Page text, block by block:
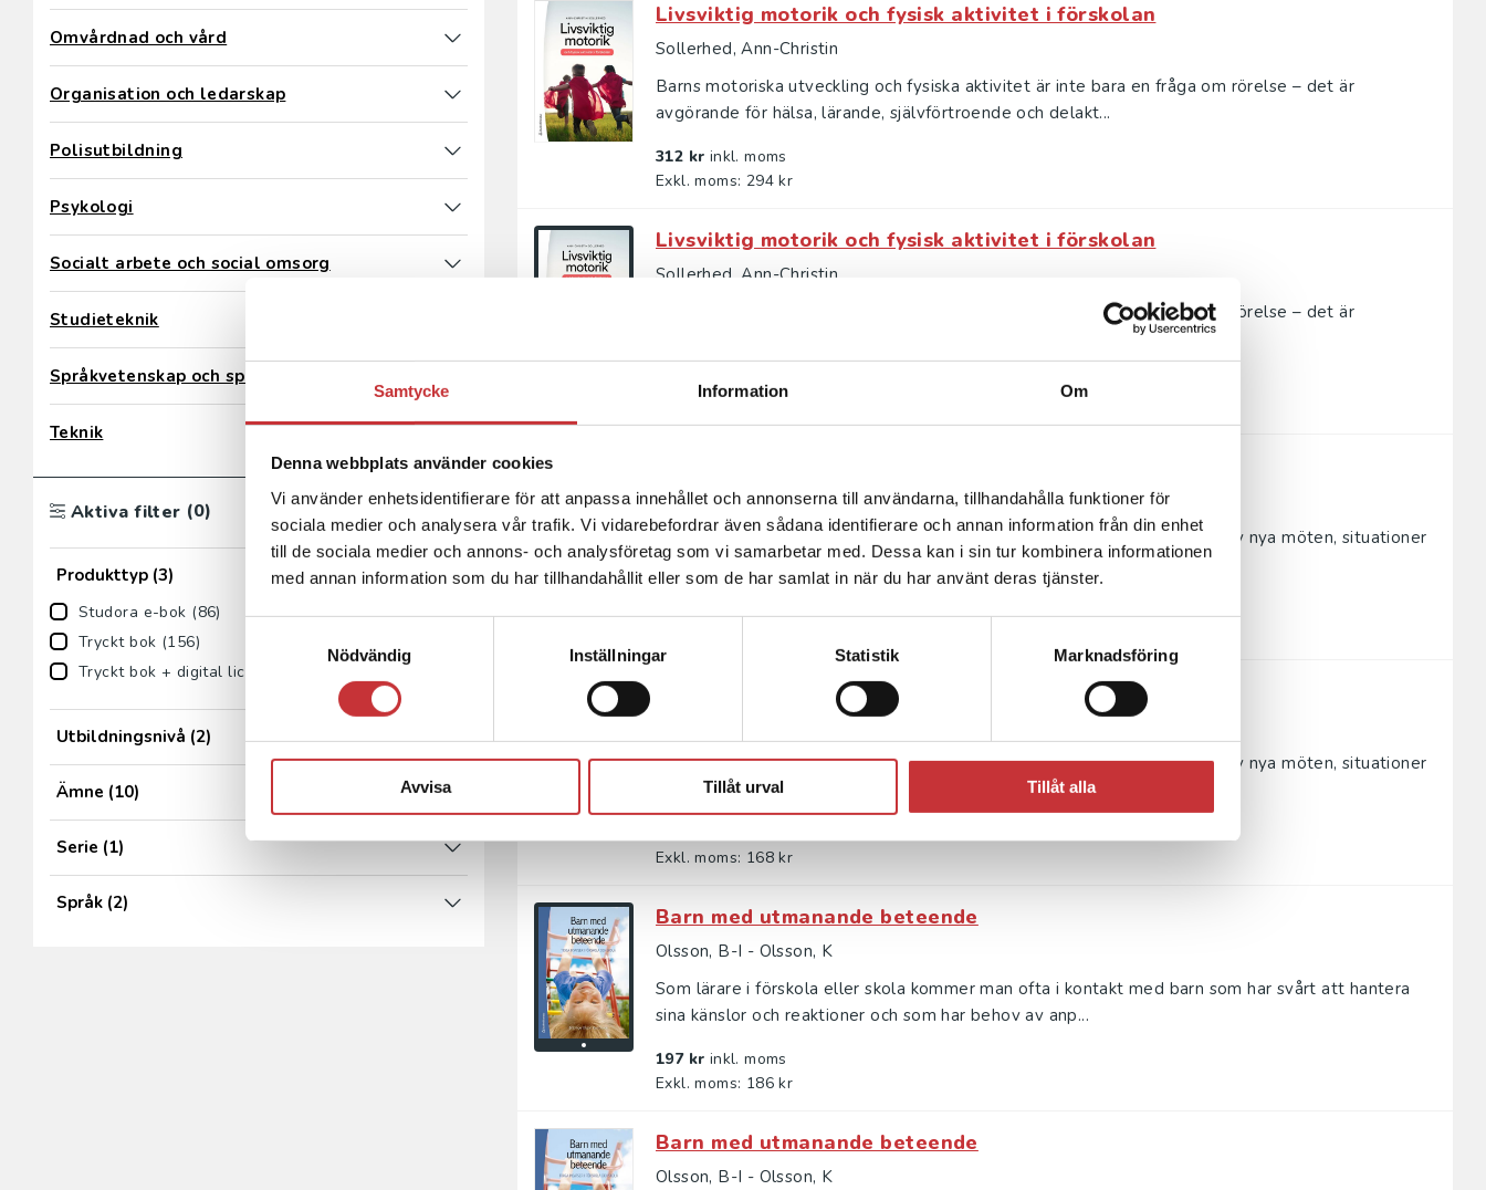
Samtycke Information Om
Denna webbplats använder cookies
Vi använder enhetsidentifierare för att anpassa innehållet och annonserna till användarna, tillhandahålla funktioner för
sociala medier och analysera vår trafik. Vi vidarebefordrar även sådana identifierare och annan information från din enhet
till de sociala medier och annons- och analysföretag som vi samarbetar med. Dessa kan i sin tur kombinera informationen
med annan information som du har tillhandahållit eller som de har samlat in när du har använt deras tjänster.
Nödvändig
Inställningar Statistik Marknadsföring
Avvisa Tillåt urval Tillåt alla
Omvårdnad och vård
Organisation och ledarskap
Polisutbildning
Psykologi
Socialt arbete och social omsorg
Studieteknik
Språkvetenskap och språkdidaktik
Teknik
Aktiva filter (0)
Produkttyp (3)
Studora e-bok (86)
Tryckt bok (156)
Tryckt bok + digital licens (6)
Utbildningsnivå (2)
Ämne (10)
Serie (1)
Språk (2)
Livsviktig motorik och fysisk aktivitet i förskolan
Sollerhed, Ann-Christin
Barns motoriska utveckling och fysiska aktivitet är inte bara en fråga om rörelse – det är
avgörande för hälsa, lärande, självförtroende och delakt...
312 kr inkl. moms
Exkl. moms: 294 kr
Livsviktig motorik och fysisk aktivitet i förskolan
Sollerhed, Ann-Christin
Barns motoriska utveckling och fysiska aktivitet är inte bara en fråga om rörelse – det är
193 krinkl. moms
Söderman, Alexandra (red.)
Att bilda sig handlar om att som människa låta sig påverkas och formas av nya möten, situationer
och erfarenheter - men också om att omvärdera såda...
Didaktik för bildning i förskolan
Att bilda sig handlar om att som människa låta sig påverkas och formas av nya möten, situationer
och erfarenheter - men också om att omvärdera såda...
Exkl. moms: 168 kr
Barn med utmanande beteende
Olsson, B-I - Olsson, K
Som lärare i förskola eller skola kommer man ofta i kontakt med barn som har svårt att hantera
sina känslor och reaktioner och som har behov av anp...
197 kr inkl. moms
Exkl. moms: 186 kr
Barn med utmanande beteende
Olsson, B-I - Olsson, K